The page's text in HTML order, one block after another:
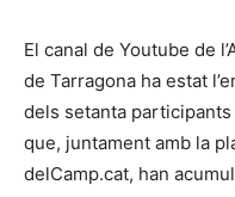
El canal de Youtube de
de Tarragona ha estat
dels setanta participants
que, juntament amb la
delCamp.cat, han